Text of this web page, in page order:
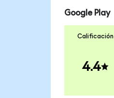
Google Play
Calificación
4.4